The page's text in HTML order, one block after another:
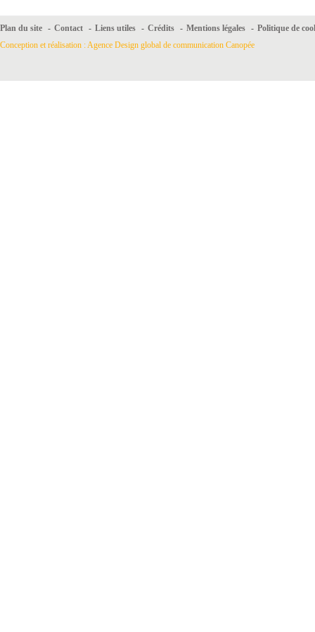
Plan du site - Contact - Liens utiles - Crédits - Mentions légales - Politique de
Conception et réalisation : Agence Design global de communication Canopée